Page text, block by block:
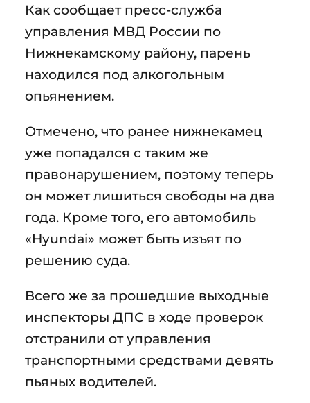
Как сообщает пресс-служба
управления МВД России по
Нижнекамскому району, парень
находился под алкогольным
опьянением.
Отмечено, что ранее нижнекамец
уже попадался с таким же
правонарушением, поэтому теперь
он может лишиться свободы на два
года. Кроме того, его автомобиль
«Hyundai» может быть изъят по
решению суда.
Всего же за прошедшие выходные
инспекторы ДПС в ходе проверок
отстранили от управления
транспортными средствами девять
пьяных водителей.